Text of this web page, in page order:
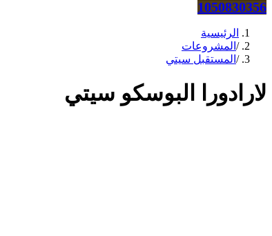
1050830356
الرئيسية
/ المشروعات
/ المستقبل سيتي
لارادورا البوسكو سيتي